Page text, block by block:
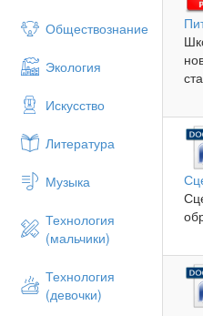
Обществознание
Экология
Искусство
Литература
Музыка
Технология
(мальчики)
Технология
(девочки)